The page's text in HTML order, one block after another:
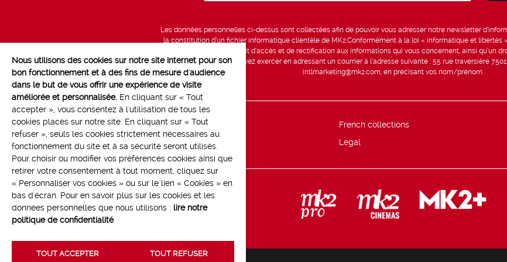
Les données personnelles ci-dessus sont collectées afin de pouvoir vous adresser notre newsletter
la constitution d’un fichier informatique clientèle de MK2.Conformément à la loi « informatique et libertés
vous bénéficiez d’un droit d’accès et de rectification aux informations qui vous concernent, ainsi qu’un
données, que vous pouvez exercer en adressant un courrier à l’adresse suivante : 55 rue traversière
intlmarketing@mk2.com, en précisant vos nom/prénom.
Line up French collections
Contact
Legal
Nous utilisons des cookies sur notre site Internet pour son
bon fonctionnement et à des fins de mesure d'audience
dans le but de vous offrir une expérience de visite
améliorée et personnalisée. En cliquant sur « Tout
accepter », vous consentez à l'utilisation de tous les
cookies placés sur notre site. En cliquant sur « Tout
refuser », seuls les cookies strictement nécessaires au
fonctionnement du site et à sa sécurité seront utilisés.
Pour choisir ou modifier vos préférences cookies ainsi que
retirer votre consentement à tout moment, cliquez sur
« Personnaliser vos cookies » ou sur le lien « Cookies » en
bas d'écran. Pour en savoir plus sur les cookies et les
données personnelles que nous utilisons : lire notre
politique de confidentialité
TOUT ACCEPTER TOUT REFUSER